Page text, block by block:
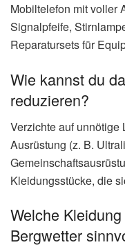
Mobiltelefon mit voller
Signalpfeife,
Reparatursets für
Wie kannst du
reduzieren?
Verzichte auf
Ausrüstung (z. B.
Kleidungsstücke, die
Welche
Bergwetter